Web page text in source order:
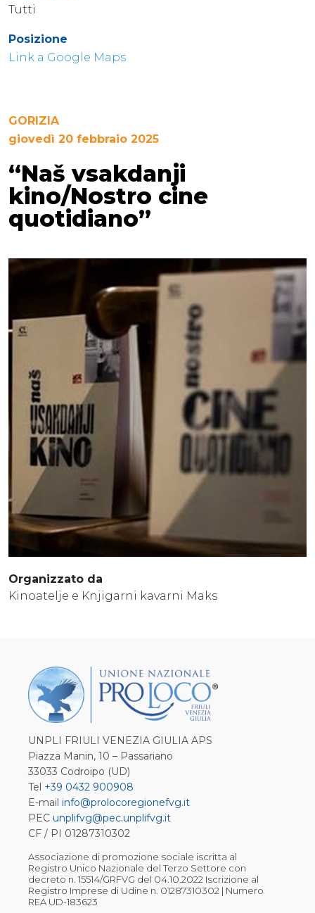
Tutti
Posizione
Link a Google Maps
GORIZIA
giovedì 20 febbraio 2025
“Naš vsakdanji
kino/Nostro cine
quotidiano”
Organizzato da
Kinoatelje e Knjigarni kavarni Maks
UNPLI FRIULI VENEZIA GIULIA APS
Piazza Manin, 10 – Passariano
33033 Codroipo (UD)
Tel +39 0432 900908
E-mail info@prolocoregionefvg.it
PEC unplifvg@pec.unplifvg.it
CF / PI 01287310302
Associazione di promozione sociale iscritta al
Registro Unico Nazionale del Terzo Settore con
decreto n. 15514/GRFVG del 04.10.2022 Iscrizione al
Registro Imprese di Udine n. 01287310302 | Numero
REA UD-183623